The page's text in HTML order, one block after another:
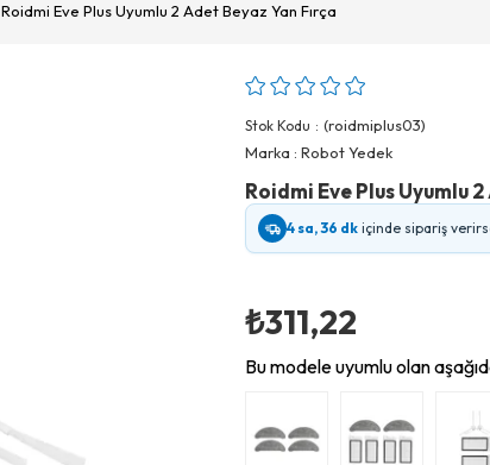
Roidmi Eve Plus Uyumlu 2 Adet Beyaz Yan Fırça
Stok Kodu
(roidmiplus03)
Marka : Robot Yedek
Roidmi Eve Plus Uyumlu
4 sa, 36 dk içinde sipariş
₺311,22
Bu modele uyumlu olan